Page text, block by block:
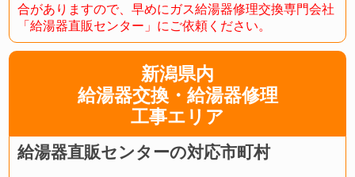
合がありますので、早めにガス給湯器修理交換専門会社
「給湯器直販センター」にご依頼ください。
新潟県内
給湯器交換・給湯器修理
工事エリア
給湯器直販センターの対応市町村